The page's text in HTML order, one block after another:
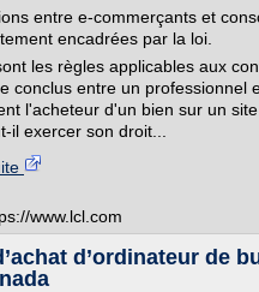
entre e-commerçants et
encadrées par la loi.
les règles applicables aux
conclus entre un professionnel
l'acheteur d'un bien sur un
il exercer son droit...
www.lcl.com
d’ordinateur de